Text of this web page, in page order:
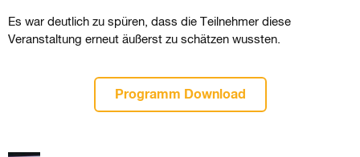
Es war deutlich zu spüren, dass die Teilnehmer diese
Veranstaltung erneut äußerst zu schätzen wussten.
Programm Download